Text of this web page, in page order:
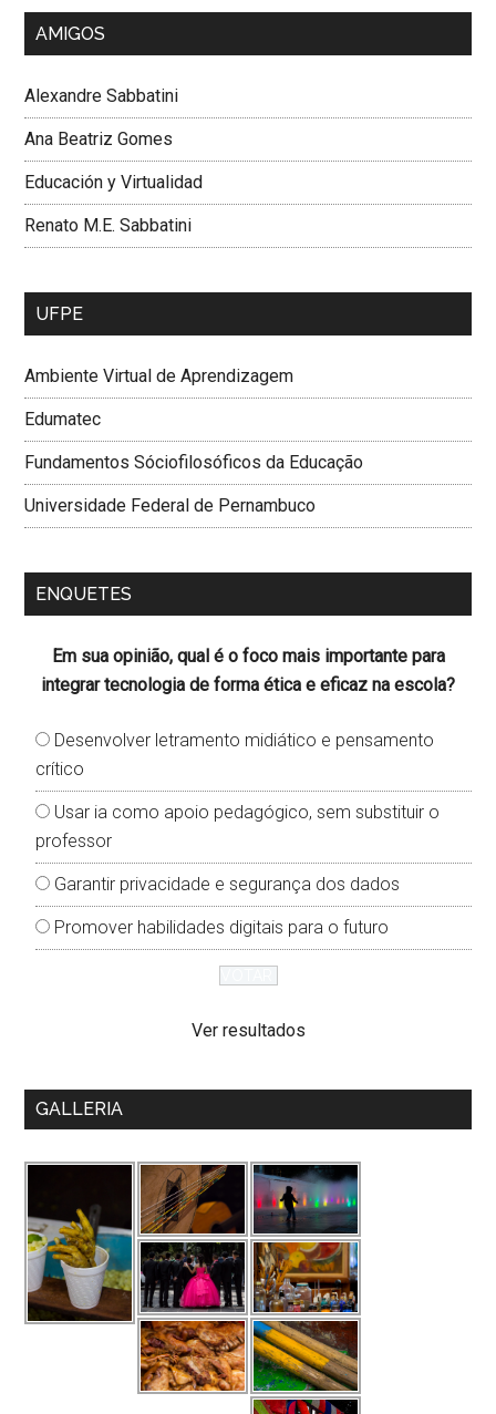
AMIGOS
Alexandre Sabbatini
Ana Beatriz Gomes
Educación y Virtualidad
Renato M.E. Sabbatini
UFPE
Ambiente Virtual de Aprendizagem
Edumatec
Fundamentos Sóciofilosóficos da Educação
Universidade Federal de Pernambuco
ENQUETES
Em sua opinião, qual é o foco mais importante para
integrar tecnologia de forma ética e eficaz na escola?
Desenvolver letramento midiático e pensamento
crítico
Usar ia como apoio pedagógico, sem substituir o
professor
Garantir privacidade e segurança dos dados
Promover habilidades digitais para o futuro
Ver resultados
GALLERIA